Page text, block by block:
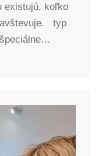
existujú, koľko
typ